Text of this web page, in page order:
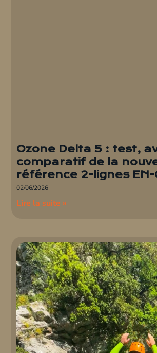
Ozone Delta 5 : test,
comparatif de la
référence 2-lignes EN-
02/06/2026
Lire la suite »